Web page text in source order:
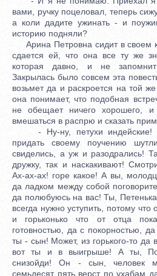
вами, ручку поцеловал, теперь
а коли дадите ужинать - и
историю подняли?
Арина Петровна сидит в своем
сдается ей, что она все ту же
которая давно, и не
Закрылась было совсем эта
возьмет да и раскроется на той
она понимает, что подобная
не обещает ничего хорошего, и
вмешаться в распрю и сказать
- Ну-ну, петухи индейские! -
придать своему поучению
свиделись, а уж и разодрались!
дружку, так и наскакивают!
Ах-ах-ах! горе какое! А вы,
да ладком между собой
да полюбуюсь на вас! Ты,
всегда нужно уступить, потому
и горьконько что от отца
готовностью, да с покорностью,
ты - сын! Может, из горького-то да
вот ты и в выигрыше! А ты,
снизойди! Он - сын, человек
семьдесят пять верст по ухабам